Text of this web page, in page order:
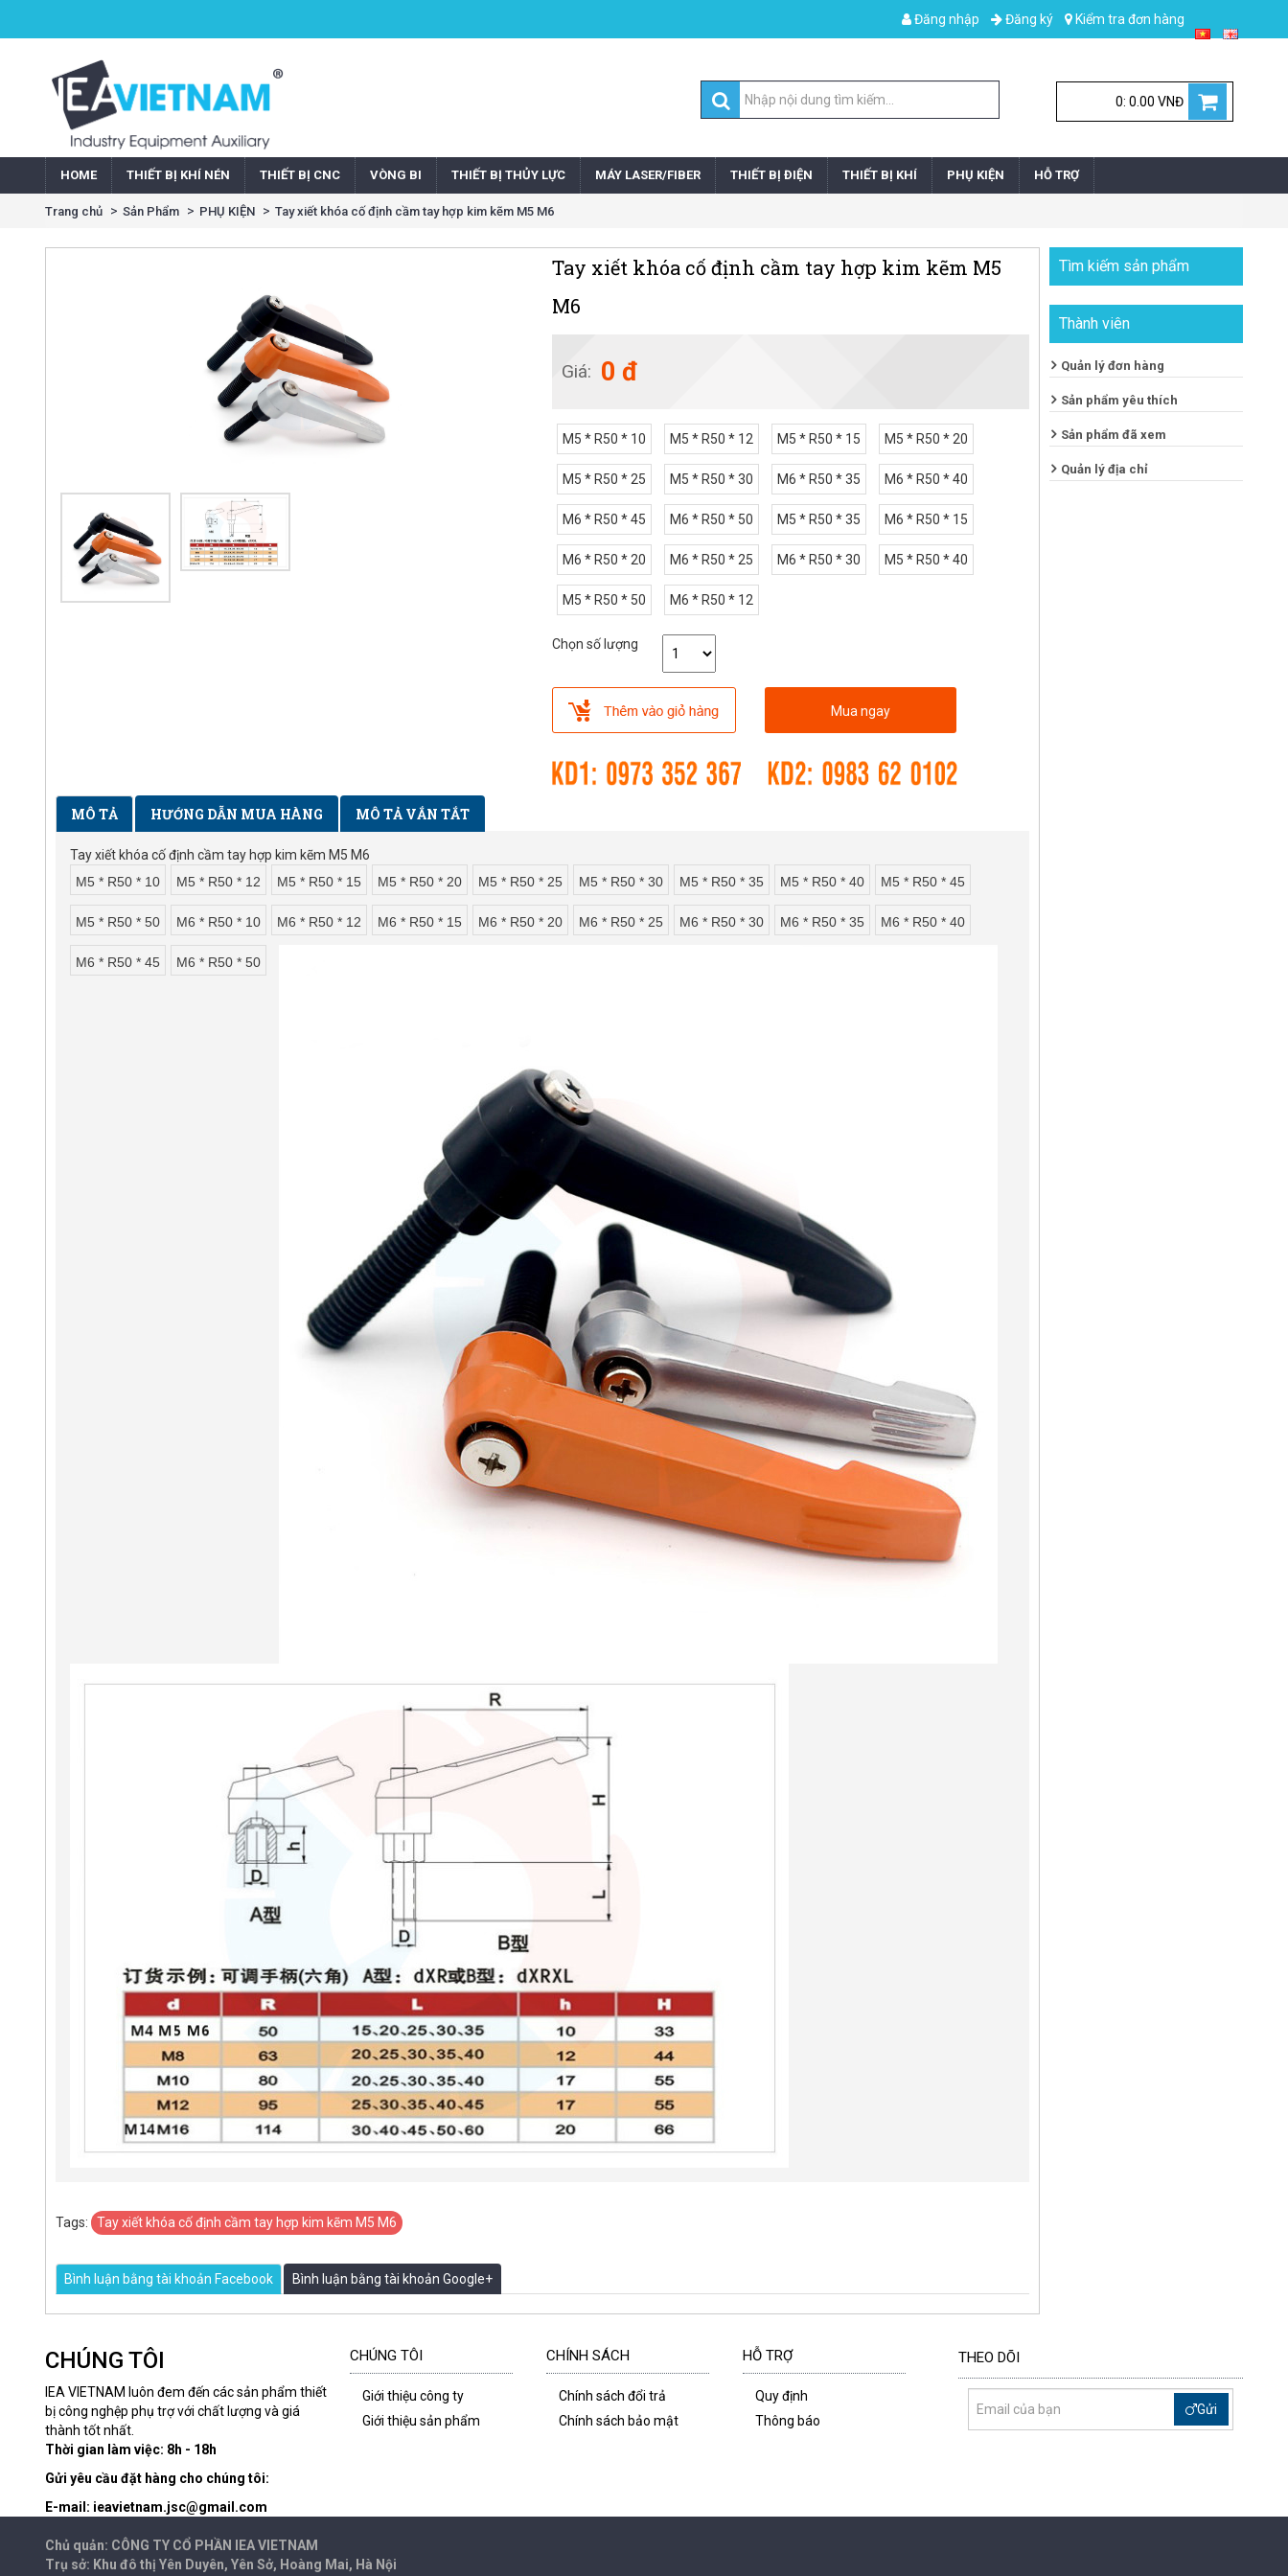
Kiểm tra đơn hàng
Đăng ký
Đăng nhập
0: 0.00 VNĐ
HOME THIẾT BỊ KHÍ NÉN THIẾT BỊ CNC VÒNG BI THIẾT BỊ THỦY LỰC MÁY LASER/FIBER THIẾT BỊ ĐIỆN THIẾT BỊ KHÍ PHỤ KIỆN HỖ TRỢ
Trang chủ Sản Phẩm PHỤ KIỆN Tay xiết khóa cố định cầm tay hợp kim kẽm M5 M6
Tay xiết khóa cố định cầm tay hợp kim kẽm M5
M6
Giá: 0 đ
M5 * R50 * 10 M5 * R50 * 12 M5 * R50 * 15 M5 * R50 * 20
M5 * R50 * 25 M5 * R50 * 30 M6 * R50 * 35 M6 * R50 * 40
M6 * R50 * 45 M6 * R50 * 50 M5 * R50 * 35 M6 * R50 * 15
M6 * R50 * 20 M6 * R50 * 25 M6 * R50 * 30 M5 * R50 * 40
M5 * R50 * 50 M6 * R50 * 12
Chọn số lượng
Mua ngay
MÔ TẢ HƯỚNG DẪN MUA HÀNG MÔ TẢ VẮN TẮT
Tay xiết khóa cố định cầm tay hợp kim kẽm M5 M6
M5 * R50 * 10
M5 * R50 * 12 M5 * R50 * 15 M5 * R50 * 20 M5 * R50 * 25 M5 * R50 * 30 M5 * R50 * 35 M5 * R50 * 40 M5 * R50 * 45
M5 * R50 * 50 M6 * R50 * 10 M6 * R50 * 12 M6 * R50 * 15 M6 * R50 * 20 M6 * R50 * 25 M6 * R50 * 30 M6 * R50 * 35 M6 * R50 * 40
M6 * R50 * 45 M6 * R50 * 50
Tags: Tay xiết khóa cố định cầm tay hợp kim kẽm M5 M6
Bình luận bằng tài khoản Facebook Bình luận bằng tài khoản Google+
Tìm kiếm sản phẩm
Thành viên
Quản lý đơn hàng
Sản phẩm yêu thích
Sản phẩm đã xem
Quản lý địa chỉ
CHÚNG TÔI
IEA VIETNAM luôn đem đến các sản phẩm thiết
bị công nghệp phụ trợ với chất lượng và giá
thành tốt nhất.
Thời gian làm việc: 8h - 18h
Gửi yêu cầu đặt hàng cho chúng tôi:
E-mail: ieavietnam.jsc@gmail.com
CHÚNG TÔI
Giới thiệu công ty
Giới thiệu sản phẩm
CHÍNH SÁCH
Chính sách đổi trả
Chính sách bảo mật
HỖ TRỢ
Quy định
Thông báo
THEO DÕI
Gửi
Chủ quản: CÔNG TY CỔ PHẦN IEAVIETNAM
Trụ sở: Khu đô thị Yên Duyên, Yên Sở, Hoàng Mai, Hà Nội